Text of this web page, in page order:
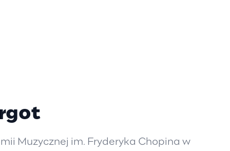
Muzycznej im. Fryderyka Chopina w